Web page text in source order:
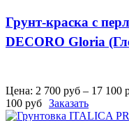
Грунт-краска с
DECORO Gloria
Цена: 2 700 руб – 17 100
100 руб Заказать